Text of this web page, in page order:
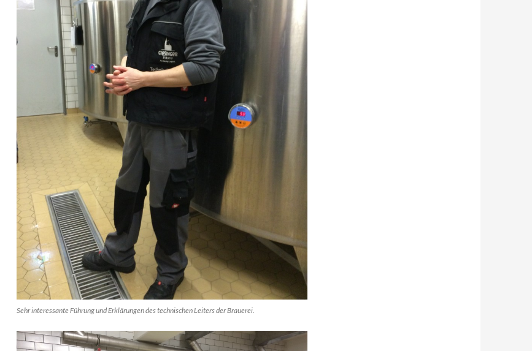
Sehr interessante Führung und Erklärungen des technischen Leiters der Brauerei.